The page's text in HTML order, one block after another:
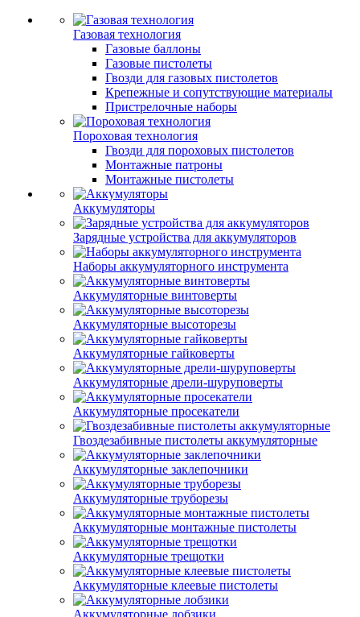
Газовая технология
Газовые баллоны
Газовые пистолеты
Гвозди для газовых пистолетов
Крепежные и сопутствующие материалы
Пристрелочные наборы
Пороховая технология
Гвозди для пороховых пистолетов
Монтажные патроны
Монтажные пистолеты
Аккумуляторы
Зарядные устройства для аккумуляторов
Наборы аккумуляторного инструмента
Аккумуляторные винтоверты
Аккумуляторные высоторезы
Аккумуляторные гайковерты
Аккумуляторные дрели-шуруповерты
Аккумуляторные просекатели
Гвоздезабивные пистолеты аккумуляторные
Аккумуляторные заклепочники
Аккумуляторные труборезы
Аккумуляторные монтажные пистолеты
Аккумуляторные трещотки
Аккумуляторные клеевые пистолеты
Аккумуляторные лобзики